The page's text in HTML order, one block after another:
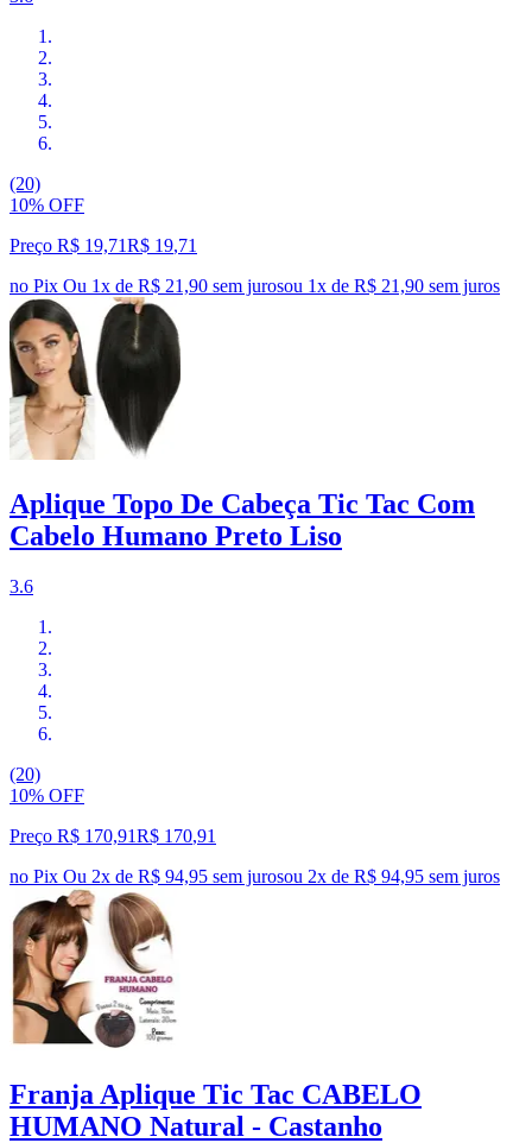
(20)
10% OFF
Preço R$ 19,71R$ 19,71
no Pix Ou 1x de R$ 21,90 sem jurosou 1x de R$ 21,90 sem juros
Aplique Topo De Cabeça Tic Tac Com
Cabelo Humano Preto Liso
3.6
(20)
10% OFF
Preço R$ 170,91R$ 170,91
no Pix Ou 2x de R$ 94,95 sem jurosou 2x de R$ 94,95 sem juros
Franja Aplique Tic Tac CABELO
HUMANO Natural - Castanho